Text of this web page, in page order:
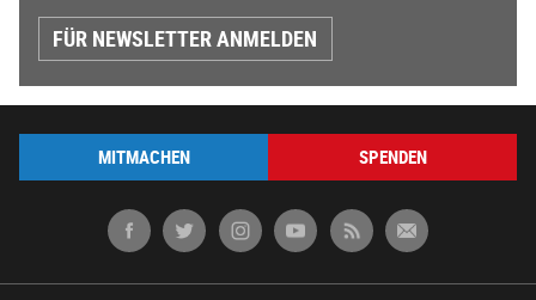
FÜR NEWSLETTER ANMELDEN
MITMACHEN SPENDEN